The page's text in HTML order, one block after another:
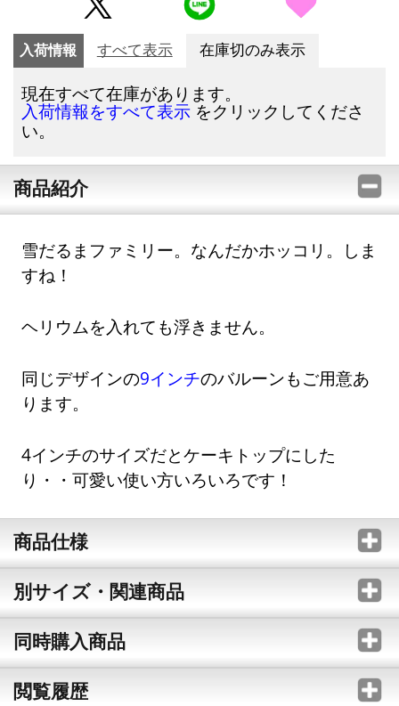
入荷情報 すべて表示 在庫切のみ表示
現在すべて在庫があります。
入荷情報をすべて表示 をクリックしてくださ
い。
商品紹介
雪だるまファミリー。なんだかホッコリ。しま
すね！
ヘリウムを入れても浮きません。
同じデザインの9インチのバルーンもご用意あ
ります。
4インチのサイズだとケーキトップにした
り・・可愛い使い方いろいろです！
商品仕様
別サイズ・関連商品
同時購入商品
閲覧履歴